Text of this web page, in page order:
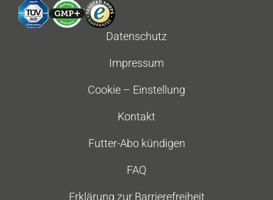
Datenschutz
Impressum
Cookie – Einstellung
Kontakt
Futter-Abo kündigen
FAQ
Erklärung zur Barrierefreiheit